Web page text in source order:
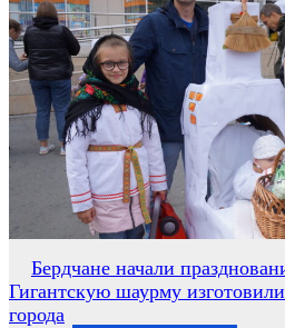
Навигация
по
Бердчане начали
Гигантскую шаурму
города